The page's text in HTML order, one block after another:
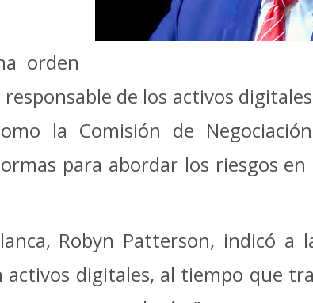
orden
de los activos
la Comisión de
para abordar los riesgos en
Robyn Patterson, indicó a
digitales, al tiempo que